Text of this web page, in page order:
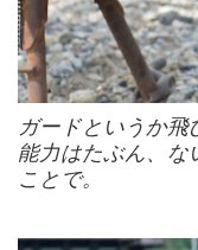
ガードというか
能力はたぶん、な
ことで。